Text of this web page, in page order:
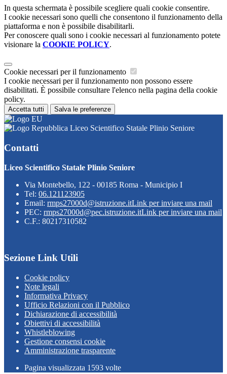
In questa schermata è possibile scegliere quali cookie consentire.
I cookie necessari sono quelli che consentono il funzionamento della
piattaforma e non è possibile disabilitarli.
Per conoscere quali sono i cookie necessari al funzionamento potete
visionare la COOKIE POLICY.
Cookie necessari per il funzionamento
I cookie necessari per il funzionamento non possono essere
disabilitati. È possibile consultare l'elenco nella pagina della cookie
policy.
Accetta tutti Salva le preferenze
Liceo Scientifico Statale Plinio Seniore
Contatti
Liceo Scientifico Statale Plinio Seniore
Via Montebello, 122 - 00185 Roma - Municipio I
Tel: 06.121123905
Email: rmps27000d@istruzione.itLink per inviare una mail
PEC: rmps27000d@pec.istruzione.itLink per inviare una mail
C.F.: 80217310582
Sezione Link Utili
Cookie policy
Note legali
Informativa Privacy
Ufficio Relazioni con il Pubblico
Dichiarazione di accessibilità
Obiettivi di accessibilità
Whistleblowing
Gestione consensi cookie
Amministrazione trasparente
Pagina visualizzata 1593 volte